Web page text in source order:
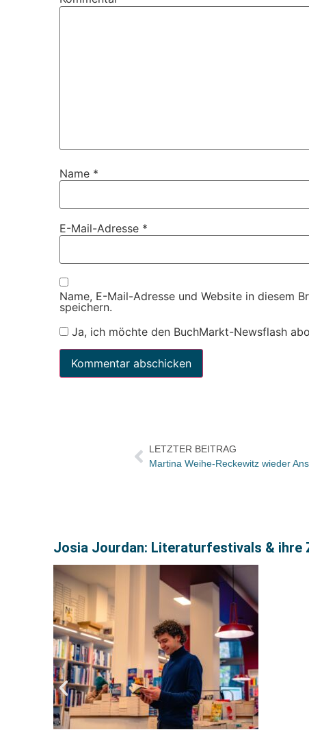
Name *
E-Mail-Adresse *
Name, E-Mail-Adresse und Website in diesem
speichern.
Ja, ich möchte den BuchMarkt-Newsflash
LETZTER BEITRAG
Josia Jourdan: Literaturfestivals & ihre